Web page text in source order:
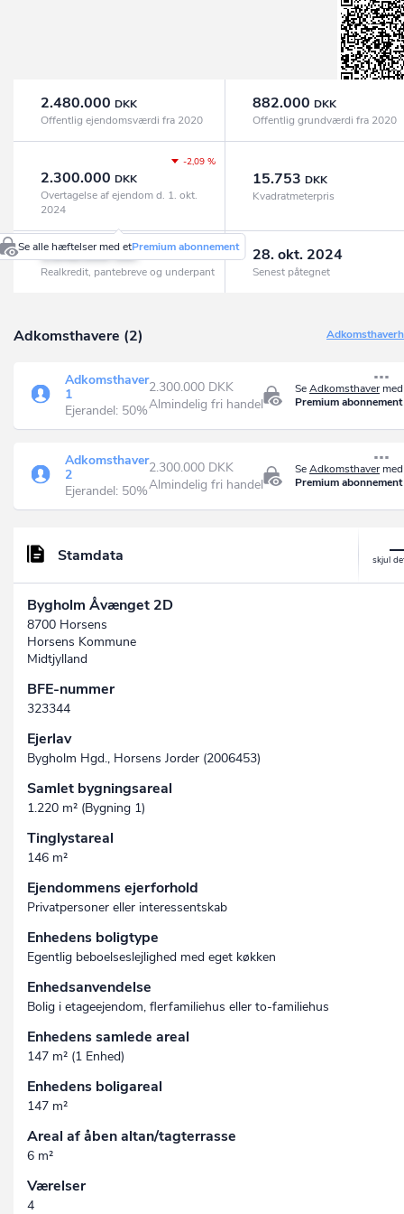
2.480.000 DKK
Offentlig ejendomsværdi fra 2020
882.000 DKK
Offentlig grundværdi fra 2020
-2,09 %
2.300.000 DKK
Overtagelse af ejendom d. 1. okt.
2024
15.753 DKK
Kvadratmeterpris
1.848.000
Se alle hæftelser med etPremium abonnement
Realkredit, pantebreve og underpant
28. okt. 2024
Senest påtegnet
Adkomsthavere (2)
SeAdkomsthaver
Premium abonnement
Adkomsthaver
1
Ejerandel: 50%
2.300.000 DKK
Almindelig fri handel
SeAdkomsthaver
Premium abonnement
Adkomsthaver
2
Ejerandel: 50%
2.300.000 DKK
Almindelig fri handel
Stamdata
Bygholm Åvænget 2D
8700 Horsens
Horsens Kommune
Midtjylland
BFE-nummer
323344
Ejerlav
Bygholm Hgd., Horsens Jorder (2006453)
Samlet bygningsareal
1.220 m² (Bygning 1)
Tinglystareal
146 m²
Ejendommens ejerforhold
Privatpersoner eller interessentskab
Enhedens boligtype
Egentlig beboelseslejlighed med eget køkken
Enhedsanvendelse
Bolig i etageejendom, flerfamiliehus eller to-familiehus
Enhedens samlede areal
147 m² (1 Enhed)
Enhedens boligareal
147 m²
Areal af åben altan/tagterrasse
6 m²
Værelser
4